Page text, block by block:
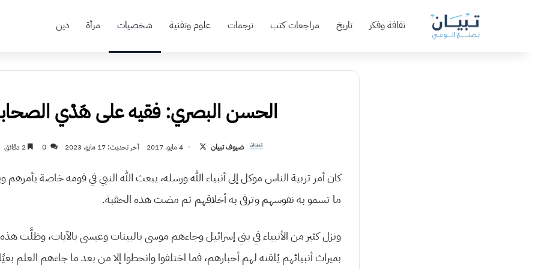
ثقافة وفكر تاريخ مراجعات كتب ترجمات علوم وتقنية شخصيات مرأة دين
الحسن البصري: فقيه على هَدْي
ضيوف تبيان
تابع
X
4 مايو، 2017 آخر تحديث: 17 مايو، 2023 0 2 دقائق
كان أمر تربية الناس موكل إلى أنبياء الله ورسله، يبعث الله النبي في قومه خاصة
ما تسمو به نفوسهم وترقى به أخلاقهم ثم مضت هذه الحقبة.
ونزل كثير من الأنبياء في بني إسرائيل وجاءهم موسى بالبينات وعيسى بالآيات، وظلَّت
بميراث أنبيائهم يُلقنه لهم أحبارهم، فما اختلفوا وانحطوا إلا من بعد ما جاءهم العلم